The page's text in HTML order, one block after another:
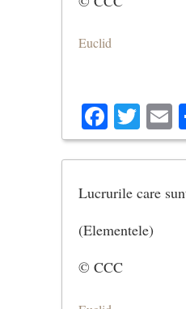
Euclid
Lucrurile care
(Elementele)
© CCC